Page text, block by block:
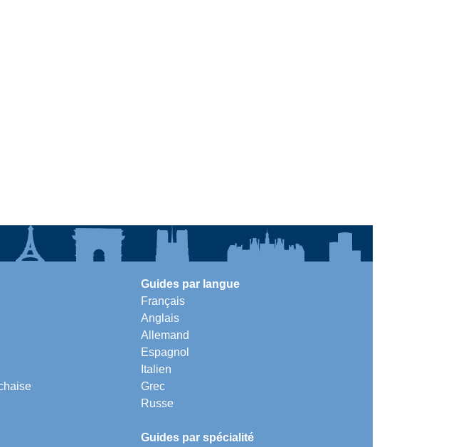
Guides par langue
Français
Anglais
Allemand
Espagnol
Italien
Grec
Russe
Guides par spécialité